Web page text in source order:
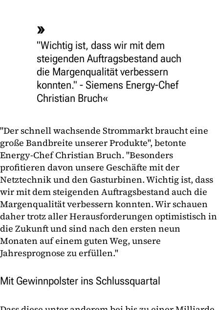
"Wichtig ist, dass wir mit dem
steigenden Auftragsbestand auch
die Margenqualität verbessern
konnten." - Siemens Energy-Chef
Christian Bruch
"Der schnell wachsende Strommarkt braucht eine
große Bandbreite unserer Produkte", betonte
Energy-Chef Christian Bruch. "Besonders
profitieren davon unsere Geschäfte mit der
Netztechnik und den Gasturbinen. Wichtig ist, dass
wir mit dem steigenden Auftragsbestand auch die
Margenqualität verbessern konnten. Wir schauen
daher trotz aller Herausforderungen optimistisch in
die Zukunft und sind nach den ersten neun
Monaten auf einem guten Weg, unsere
Jahresprognose zu erfüllen."
Mit Gewinnpolster ins Schlussquartal